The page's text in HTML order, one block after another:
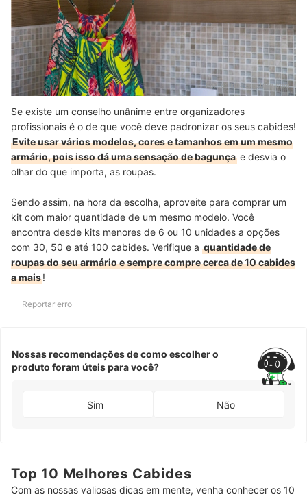
Fonte:linhaevostore.com
Se existe um conselho unânime entre organizadores
profissionais é o de que você deve padronizar os seus cabides!
Evite usar vários modelos, cores e tamanhos em um mesmo
armário, pois isso dá uma sensação de bagunça e desvia o
olhar do que importa, as roupas.
Sendo assim, na hora da escolha, aproveite para comprar um
kit com maior quantidade de um mesmo modelo. Você
encontra desde kits menores de 6 ou 10 unidades a opções
com 30, 50 e até 100 cabides. Verifique a quantidade de
roupas do seu armário e sempre compre cerca de 10 cabides
a mais!
Reportar erro
Nossas recomendações de como escolher o
produto foram úteis para você?
Sim Não
Top 10 Melhores Cabides
Com as nossas valiosas dicas em mente, venha conhecer os 10